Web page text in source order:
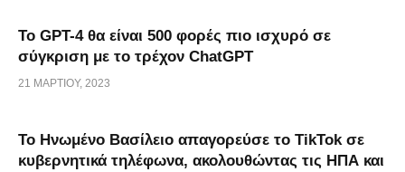
Το GPT-4 θα είναι 500 φορές πιο ισχυρό σε
σύγκριση με το τρέχον ChatGPT
21 ΜΑΡΤΊΟΥ, 2023
Το Ηνωμένο Βασίλειο απαγορεύσε το TikTok σε
κυβερνητικά τηλέφωνα, ακολουθώντας τις ΗΠΑ και